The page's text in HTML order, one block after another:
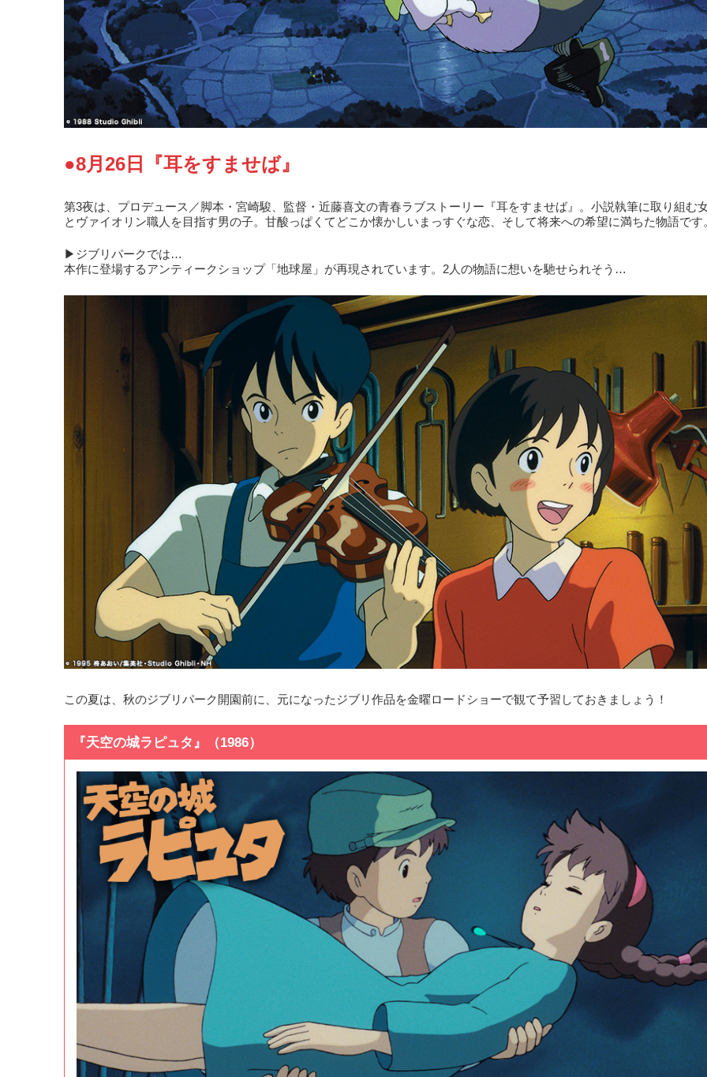
●8月26日『耳をすませば』
第3夜は、プロデュース／脚本・宮崎駿、監督・近藤喜文の青春ラブストーリー『耳をすませば』。小説執筆に取り組む
とヴァイオリン職人を目指す男の子。甘酸っぱくてどこか懐かしいまっすぐな恋、そして将来への希望に満ちた物語です
▶ジブリパークでは…
本作に登場するアンティークショップ「地球屋」が再現されています。2人の物語に想いを馳せられそう…
この夏は、秋のジブリパーク開園前に、元になったジブリ作品を金曜ロードショーで観て予習しておきましょう！
『天空の城ラピュタ』（1986）